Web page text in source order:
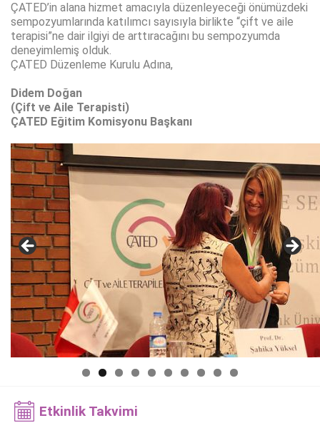
ÇATED’in alana hizmet amacıyla düzenleyeceği önümüzdeki
sempozyumlarında katılımcı sayısıyla birlikte “çift ve aile
terapisi”ne dair ilgiyi de arttıracağını bu sempozyumda
deneyimlemiş olduk.
ÇATED Düzenleme Kurulu Adına,
Didem Doğan
(Çift ve Aile Terapisti)
ÇATED Eğitim Komisyonu Başkanı
Etkinlik Takvimi